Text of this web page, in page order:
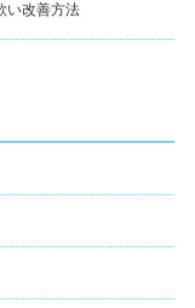
い改善方法